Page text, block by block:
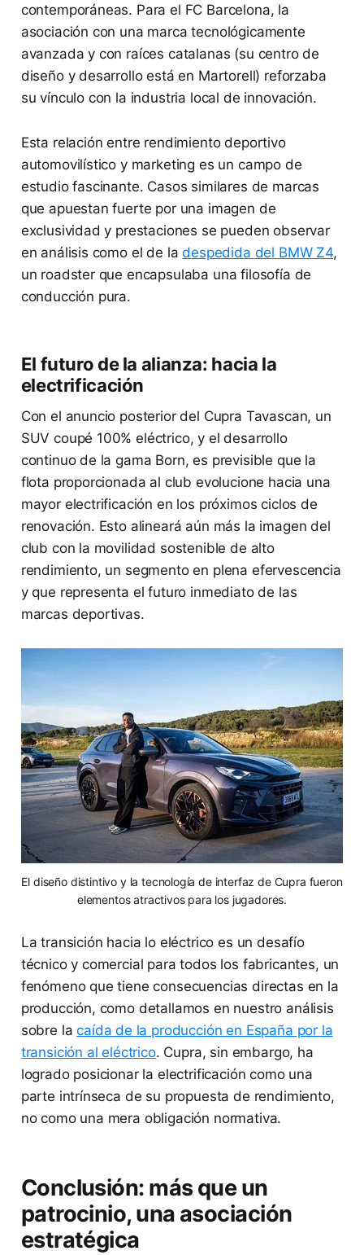
contemporáneas. Para el FC Barcelona, la
asociación con una marca tecnológicamente
avanzada y con raíces catalanas (su centro de
diseño y desarrollo está en Martorell) reforzaba
su vínculo con la industria local de innovación.
Esta relación entre rendimiento deportivo
automovilístico y marketing es un campo de
estudio fascinante. Casos similares de marcas
que apuestan fuerte por una imagen de
exclusividad y prestaciones se pueden observar
en análisis como el de ladespedida del BMW Z4,
un roadster que encapsulaba una filosofía de
conducción pura.
El futuro de la alianza: hacia la
electrificación
Con el anuncio posterior del Cupra Tavascan, un
SUV coupé 100% eléctrico, y el desarrollo
continuo de la gama Born, es previsible que la
flota proporcionada al club evolucione hacia una
mayor electrificación en los próximos ciclos de
renovación. Esto alineará aún más la imagen del
club con la movilidad sostenible de alto
rendimiento, un segmento en plena efervescencia
y que representa el futuro inmediato de las
marcas deportivas.
El diseño distintivo y la tecnología de interfaz de Cupra fueron
elementos atractivos para los jugadores.
La transición hacia lo eléctrico es un desafío
técnico y comercial para todos los fabricantes, un
fenómeno que tiene consecuencias directas en la
producción, como detallamos en nuestro análisis
sobre lacaída de la producción en España por la
transición al eléctrico. Cupra, sin embargo, ha
logrado posicionar la electrificación como una
parte intrínseca de su propuesta de rendimiento,
no como una mera obligación normativa.
Conclusión: más que un
patrocinio, una asociación
estratégica